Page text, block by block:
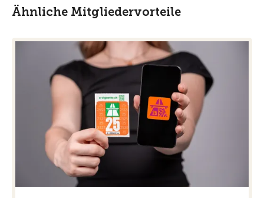
Ähnliche Mitgliedervorteile